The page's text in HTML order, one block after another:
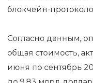
блокчейн-
Согласно данным,
общая стоимость,
июня по сентябрь